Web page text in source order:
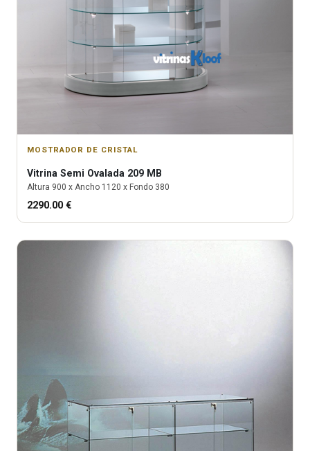
MOSTRADOR DE CRISTAL
Vitrina Semi Ovalada 209 MB
Altura 900 x Ancho 1120 x Fondo 380
2290.00 €